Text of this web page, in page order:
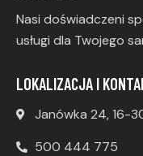
Nasi doświadczeni
usługi dla Twojego
LOKALIZACJA I
Janówka 24, 16-
500 444 775